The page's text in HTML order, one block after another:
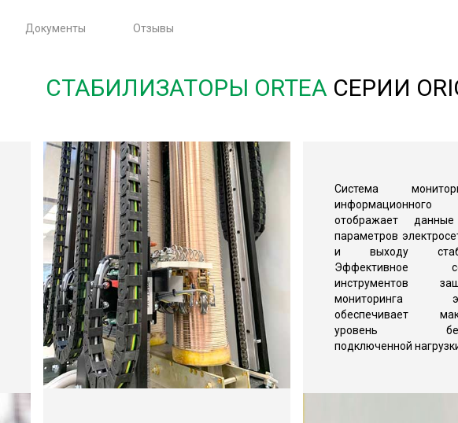
Документы Отзывы
СТАБИЛИЗАТОРЫ ORTEA СЕРИИ
Система
информационного
отображает
параметров
и выходу
Эффективное
инструментов
мониторинга
обеспечивает
уровень
подключенной